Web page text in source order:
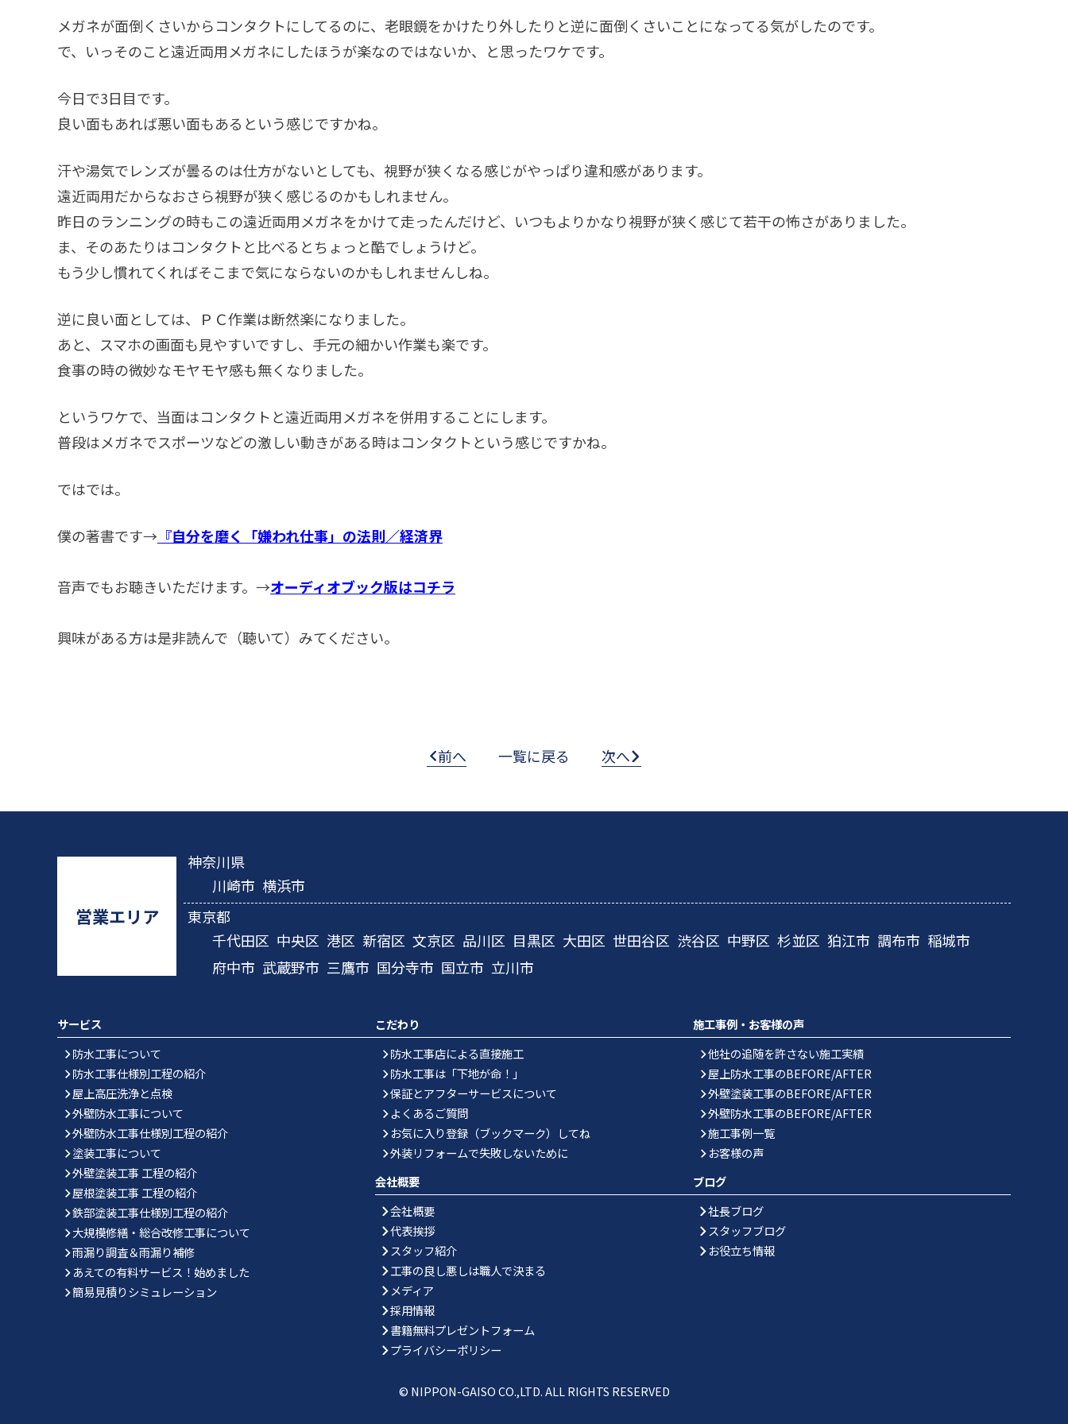
メガネが面倒くさいからコンタクトにしてるのに、老眼鏡をかけたり外したりと逆に面倒くさいことになってる気がしたのです。
で、いっそのこと遠近両用メガネにしたほうが楽なのではないか、と思ったワケです。
今日で3日目です。
良い面もあれば悪い面もあるという感じですかね。
汗や湯気でレンズが曇るのは仕方がないとしても、視野が狭くなる感じがやっぱり違和感があります。
遠近両用だからなおさら視野が狭く感じるのかもしれません。
昨日のランニングの時もこの遠近両用メガネをかけて走ったんだけど、いつもよりかなり視野が狭く感じて若干の怖さがありました。
ま、そのあたりはコンタクトと比べるとちょっと酷でしょうけど。
もう少し慣れてくればそこまで気にならないのかもしれませんしね。
逆に良い面としては、ＰＣ作業は断然楽になりました。
あと、スマホの画面も見やすいですし、手元の細かい作業も楽です。
食事の時の微妙なモヤモヤ感も無くなりました。
というワケで、当面はコンタクトと遠近両用メガネを併用することにします。
普段はメガネでスポーツなどの激しい動きがある時はコンタクトという感じですかね。
ではでは。
僕の著書です→ 『自分を磨く「嫌われ仕事」の法則／経済界
音声でもお聴きいただけます。→オーディオブック版はコチラ
興味がある方は是非読んで（聴いて）みてください。
前へ 一覧に戻る 次へ
営業エリア
神奈川県
川崎市 横浜市
東京都
千代田区 中央区 港区 新宿区 文京区 品川区 目黒区 大田区 世田谷区 渋谷区 中野区 杉並区 狛江市 調布市 稲城市
府中市 武蔵野市 三鷹市 国分寺市 国立市 立川市
サービス
防水工事について
防水工事仕様別工程の紹介
屋上高圧洗浄と点検
外壁防水工事について
外壁防水工事仕様別工程の紹介
塗装工事について
外壁塗装工事 工程の紹介
屋根塗装工事 工程の紹介
鉄部塗装工事仕様別工程の紹介
大規模修繕・総合改修工事について
雨漏り調査＆雨漏り補修
あえての有料サービス！始めました
簡易見積りシミュレーション
こだわり
防水工事店による直接施工
防水工事は「下地が命！」
保証とアフターサービスについて
よくあるご質問
お気に入り登録（ブックマーク）してね
外装リフォームで失敗しないために
会社概要
会社概要
代表挨拶
スタッフ紹介
工事の良し悪しは職人で決まる
メディア
採用情報
書籍無料プレゼントフォーム
プライバシーポリシー
施工事例・お客様の声
他社の追随を許さない施工実績
屋上防水工事のBEFORE/AFTER
外壁塗装工事のBEFORE/AFTER
外壁防水工事のBEFORE/AFTER
施工事例一覧
お客様の声
ブログ
社長ブログ
スタッフブログ
お役立ち情報
© NIPPON-GAISO CO.,LTD. ALL RIGHTS RESERVED